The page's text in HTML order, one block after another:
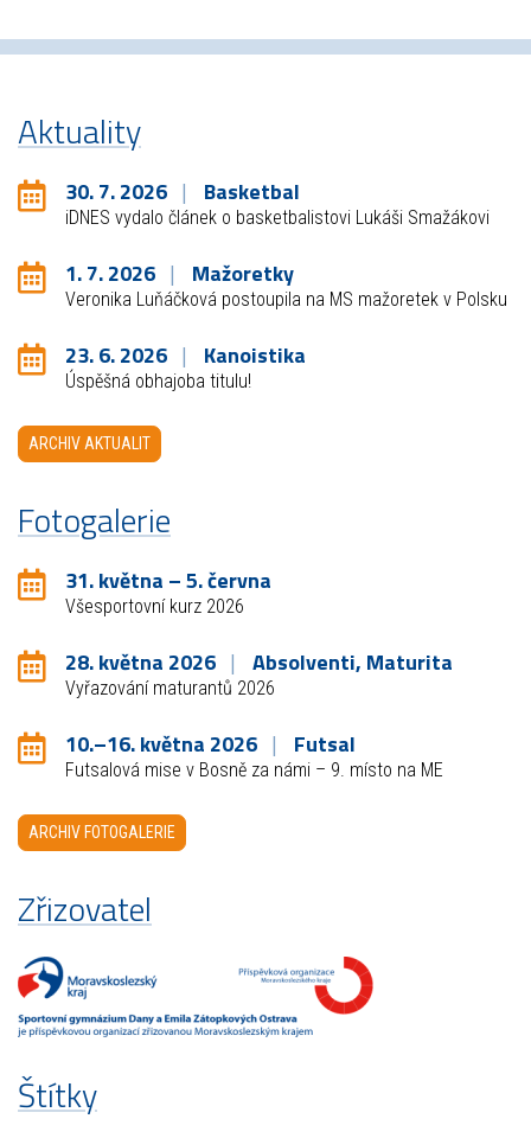
Aktuality
30. 7. 2026 Basketbal
iDNES vydalo článek o basketbalistovi Lukáši Smažákovi
1. 7. 2026 Mažoretky
Veronika Luňáčková postoupila na MS mažoretek v Polsku
23. 6. 2026 Kanoistika
Úspěšná obhajoba titulu!
ARCHIV AKTUALIT
Fotogalerie
31. května – 5. června
Všesportovní kurz 2026
28. května 2026 Absolventi, Maturita
Vyřazování maturantů 2026
10.–16. května 2026 Futsal
Futsalová mise v Bosně za námi – 9. místo na ME
ARCHIV FOTOGALERIE
Zřizovatel
Štítky